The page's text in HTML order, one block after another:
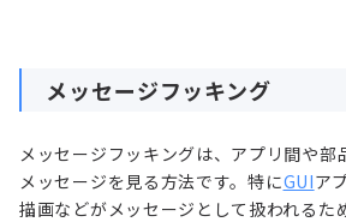
メッセージフッキング
メッセージフッキングは、アプリ間や部
メッセージを見る方法です。特にGUIア
描画などがメッセージとして扱われるた